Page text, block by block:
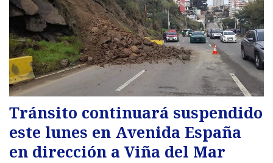
Tránsito continuará suspendido
este lunes en Avenida España
en dirección a Viña del Mar